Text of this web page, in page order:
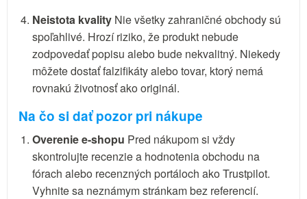
Neistota kvality Nie všetky zahraničné obchody sú
spoľahlivé. Hrozí riziko, že produkt nebude
zodpovedať popisu alebo bude nekvalitný. Niekedy
môžete dostať falzifikáty alebo tovar, ktorý nemá
rovnakú životnosť ako originál.
Na čo si dať pozor pri nákupe
Overenie e-shopu Pred nákupom si vždy
skontrolujte recenzie a hodnotenia obchodu na
fórach alebo recenzných portáloch ako Trustpilot.
Vyhnite sa neznámym stránkam bez referencií.